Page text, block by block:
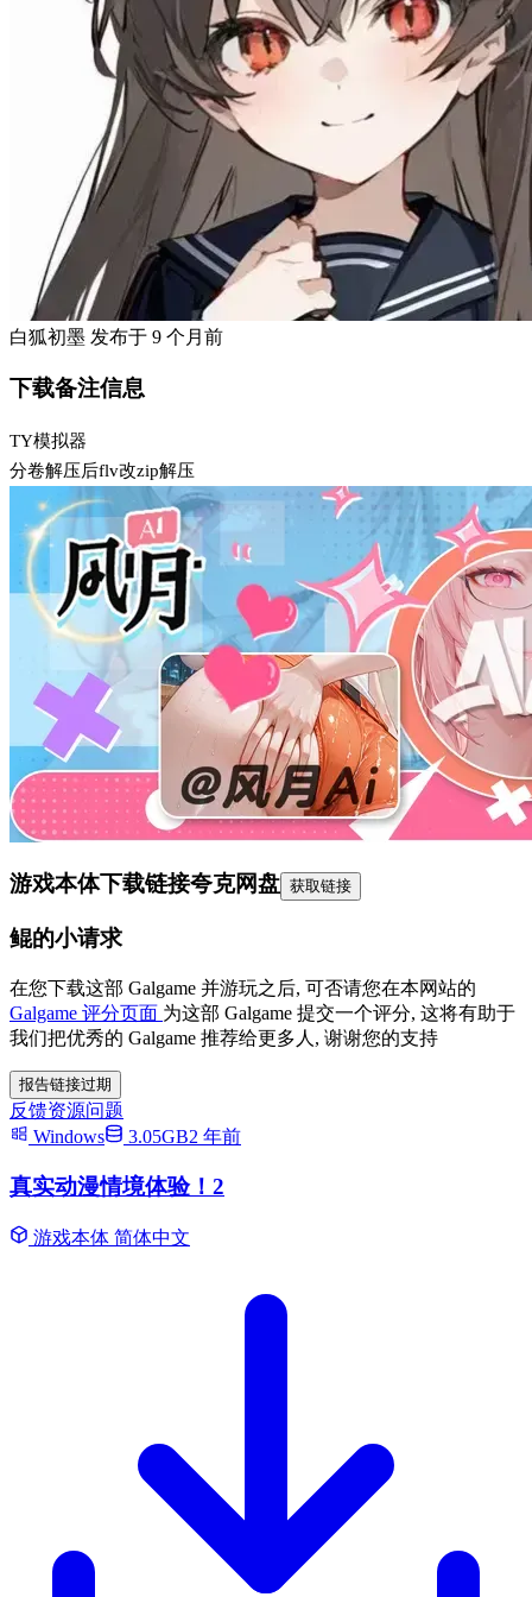
白狐初墨 发布于 9 个月前
下载备注信息
TY模拟器
分卷解压后flv改zip解压
游戏本体下载链接夸克网盘 获取链接
鲲的小请求
在您下载这部 Galgame 并游玩之后, 可否请您在本网站的
Galgame 评分页面 为这部 Galgame 提交一个评分, 这将有助于
我们把优秀的 Galgame 推荐给更多人, 谢谢您的支持
报告链接过期
反馈资源问题
Windows
3.05GB2 年前
真实动漫情境体验！2
游戏本体 简体中文